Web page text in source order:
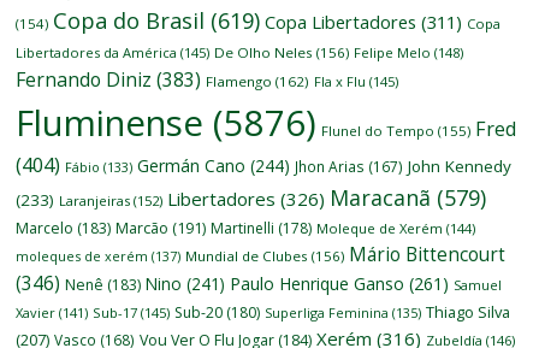
(154) Copa do Brasil (619) Copa Libertadores (311) Copa
Libertadores da América (145) De Olho Neles (156) Felipe Melo (148)
Fernando Diniz (383) Flamengo (162) Fla x Flu (145)
Fluminense (5876) Flunel do Tempo (155) Fred
(404) Fábio (133) Germán Cano (244) Jhon Arias (167) John Kennedy
(233) Laranjeiras (152) Libertadores (326) Maracanã (579)
Marcelo (183) Marcão (191) Martinelli (178) Moleque de Xerém (144)
moleques de xerém (137) Mundial de Clubes (156) Mário Bittencourt
(346) Nenê (183) Nino (241) Paulo Henrique Ganso (261) Samuel
Xavier (141) Sub-17 (145) Sub-20 (180) Superliga Feminina (135) Thiago Silva
(207) Vasco (168) Vou Ver O Flu Jogar (184) Xerém (316) Zubeldía (146)